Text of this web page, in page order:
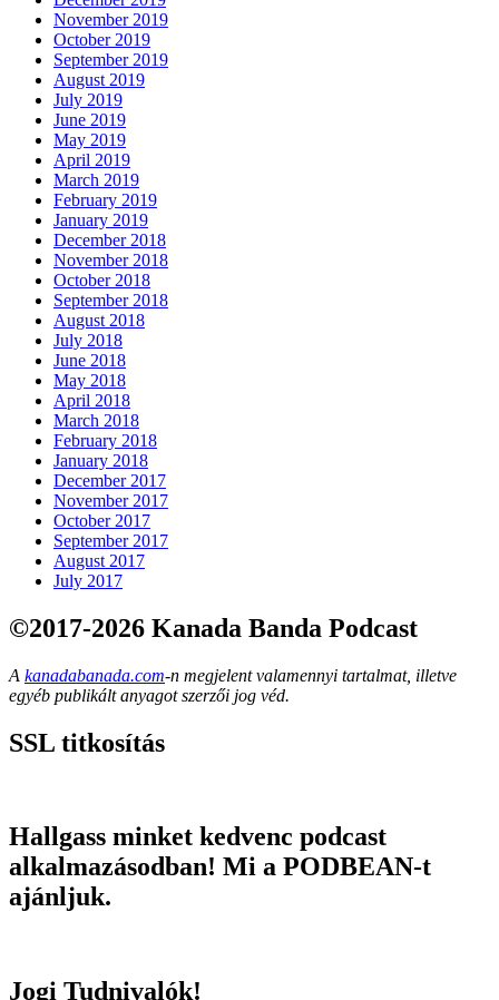
November 2019
October 2019
September 2019
August 2019
July 2019
June 2019
May 2019
April 2019
March 2019
February 2019
January 2019
December 2018
November 2018
October 2018
September 2018
August 2018
July 2018
June 2018
May 2018
April 2018
March 2018
February 2018
January 2018
December 2017
November 2017
October 2017
September 2017
August 2017
July 2017
©2017-2026 Kanada Banda Podcast
A kanadabanada.com-n megjelent valamennyi tartalmat, illetve
egyéb publikált anyagot szerzői jog véd.
SSL titkosítás
Hallgass minket kedvenc podcast
alkalmazásodban! Mi a PODBEAN-t
ajánljuk.
Jogi Tudnivalók!